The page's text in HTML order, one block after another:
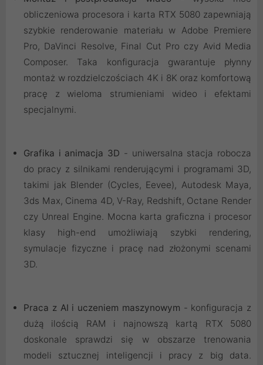
obliczeniowa procesora i karta RTX 5080 zapewniają
szybkie renderowanie materiału w Adobe Premiere
Pro, DaVinci Resolve, Final Cut Pro czy Avid Media
Composer. Taka konfiguracja gwarantuje płynny
montaż w rozdzielczościach 4K i 8K oraz komfortową
pracę z wieloma strumieniami wideo i efektami
specjalnymi.
Grafika i animacja 3D - uniwersalna stacja robocza
do pracy z silnikami renderującymi i programami 3D,
takimi jak Blender (Cycles, Eevee), Autodesk Maya,
3ds Max, Cinema 4D, V-Ray, Redshift, Octane Render
czy Unreal Engine. Mocna karta graficzna i procesor
klasy high-end umożliwiają szybki rendering,
symulacje fizyczne i pracę nad złożonymi scenami
3D.
Praca z AI i uczeniem maszynowym - konfiguracja z
dużą ilością RAM i najnowszą kartą RTX 5080
doskonale sprawdzi się w obszarze trenowania
modeli sztucznej inteligencji i pracy z big data.